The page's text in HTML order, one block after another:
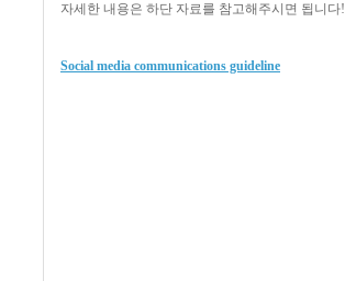
자세한 내용은 하단 자료를 참고해주시면 됩니다!
Social media communications guideline